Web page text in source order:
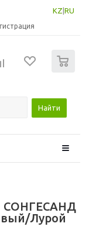
KZ RU
Найти
СОНГЕСАНД
Лурой